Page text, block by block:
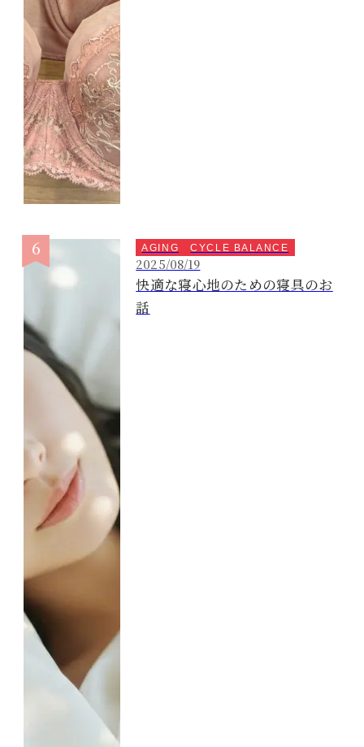
AGING CYCLE BALANCE
2025/08/19
快適な寝心地のための寝具のお
話